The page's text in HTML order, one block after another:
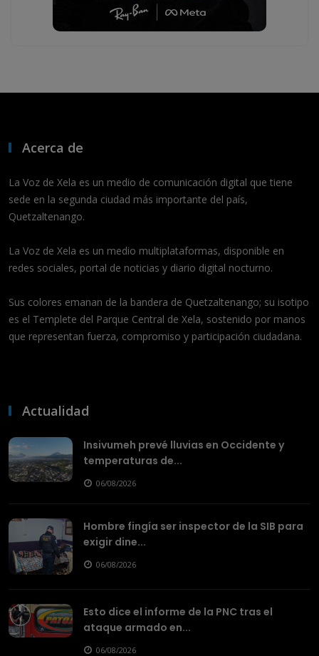
Acerca de
La Voz de Xela es un medio de comunicación digital que tiene
sede en la segunda ciudad más importante del país,
Quetzaltenango.
La Voz de Xela es un medio multiplataformas, disponible en
redes sociales, portal de noticias y diario digital nocturno.
Sus colores emanan de la bandera de Quetzaltenango; su isotipo
es el Templete del Parque Central de Xela, sostenido por manos
que representan fuerza, compromiso y participación ciudadana.
Actualidad
Insivumeh prevé lluvias en Occidente y
temperaturas de...
06/08/2026
Hombre fingía ser inspector de la SIB para
exigir dine...
06/08/2026
Esto dice el informe de la PNC tras el
ataque armado en...
06/08/2026